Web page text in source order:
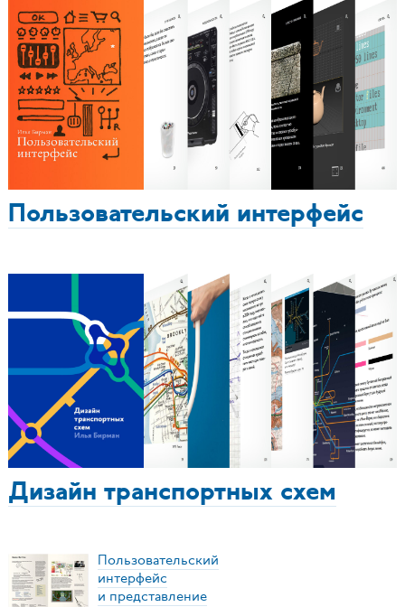
Пользовательский интерфейс
Дизайн транспортных схем
Пользовательский
интерфейс
и представление